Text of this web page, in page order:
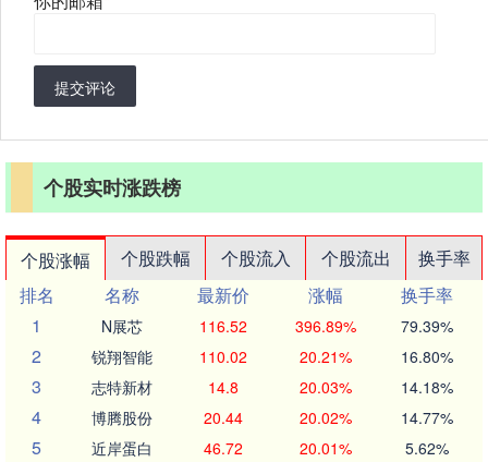
提交评论
个股实时涨跌榜
个股涨幅 个股跌幅 个股流入 个股流出
换手率
排名
名称 最新价 涨幅
换手率
1
N展芯 116.52 396.89% 79.39%
2 锐翔智能 110.02 20.21% 16.80%
3 志特新材 14.8 20.03% 14.18%
4 博腾股份 20.44 20.02% 14.77%
5 近岸蛋白 46.72 20.01% 5.62%